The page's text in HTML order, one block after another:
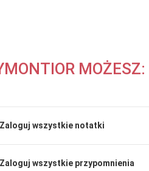
MOŻESZ:
Zaloguj wszystkie notatki
Zaloguj wszystkie przypomnienia